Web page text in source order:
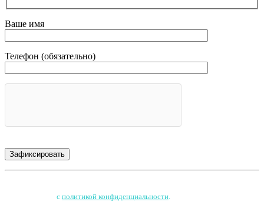
Ваше имя
Телефон (обязательно)
с политикой конфиденциальности.